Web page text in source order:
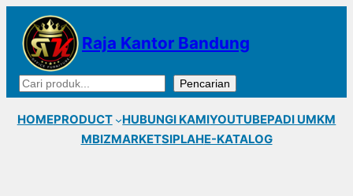
Lewati
konten
Raja Kantor Bandung
Cari Pencarian
HOMEPRODUCT HUBUNGI KAMIYOUTUBEPADI UMKM
MBIZMARKETSIPLAHE-KATALOG